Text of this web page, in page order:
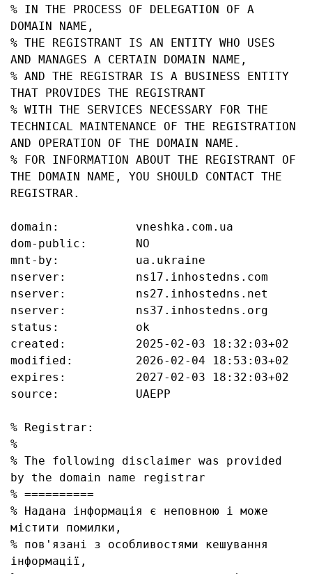
% IN THE PROCESS OF DELEGATION OF A
DOMAIN NAME,
% THE REGISTRANT IS AN ENTITY WHO USES
AND MANAGES A CERTAIN DOMAIN NAME,
% AND THE REGISTRAR IS A BUSINESS ENTITY
THAT PROVIDES THE REGISTRANT
% WITH THE SERVICES NECESSARY FOR THE
TECHNICAL MAINTENANCE OF THE REGISTRATION
AND OPERATION OF THE DOMAIN NAME.
% FOR INFORMATION ABOUT THE REGISTRANT OF
THE DOMAIN NAME, YOU SHOULD CONTACT THE
REGISTRAR.
domain:           vneshka.com.ua
dom-public:       NO
mnt-by:           ua.ukraine
nserver:          ns17.inhostedns.com
nserver:          ns27.inhostedns.net
nserver:          ns37.inhostedns.org
status:           ok
created:          2025-02-03 18:32:03+02
modified:         2026-02-04 18:53:03+02
expires:          2027-02-03 18:32:03+02
source:           UAEPP
% Registrar:
%
% The following disclaimer was provided
by the domain name registrar
% ==========
% Надана інформація є неповною і може
містити помилки,
% пов'язані з особливостями кешування
інформації,